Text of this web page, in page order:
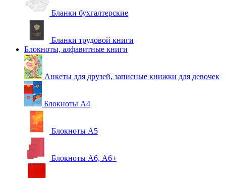
Бланки бухгалтерские
Бланки трудовой книги
Блокноты, алфавитные книги
Анкеты для друзей, записные книжки для девочек
Блокноты А4
Блокноты А5
Блокноты А6, А6+